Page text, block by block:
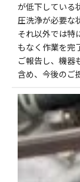
が低下している
圧洗浄が必要な
それ以外では特
もなく作業を完
ご報告し、機器
含め、今後のご